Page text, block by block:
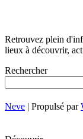
Retrouvez plein
lieux à découvrir,
Rechercher
Neve | Propulsé par